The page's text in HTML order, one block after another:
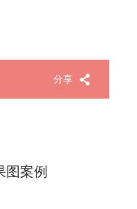
分享
图案例